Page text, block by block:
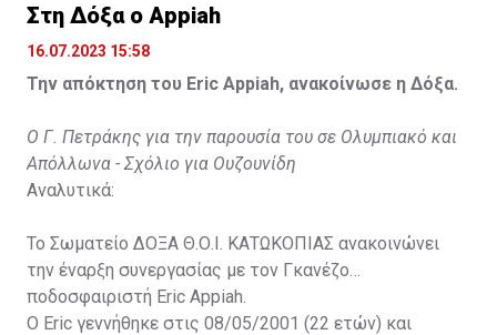
Στη Δόξα ο Appiah
16.07.2023 15:58
Την απόκτηση του Eric Appiah, ανακοίνωσε η Δόξα.
Ο Γ. Πετράκης για την παρουσία του σε Ολυμπιακό και
Απόλλωνα - Σχόλιο για Ουζουνίδη
Αναλυτικά:
Το Σωματείο ΔΟΞΑ Θ.Ο.Ι. ΚΑΤΩΚΟΠΙΑΣ ανακοινώνει
την έναρξη συνεργασίας με τον Γκανέζο
ποδοσφαιριστή Eric Appiah.
Ο Eric γεννήθηκε στις 08/05/2001 (22 ετών) και